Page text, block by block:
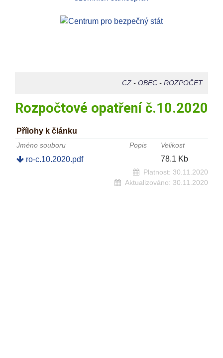
CZ- OBEC- ROZPOČET
Rozpočtové opatření č.10.2020
Přílohy k článku
Jméno souboru Popis Velikost
ro-c.10.2020.pdf 78.1 Kb
Platnost: 30.11.2020
Aktualizováno: 30.11.2020